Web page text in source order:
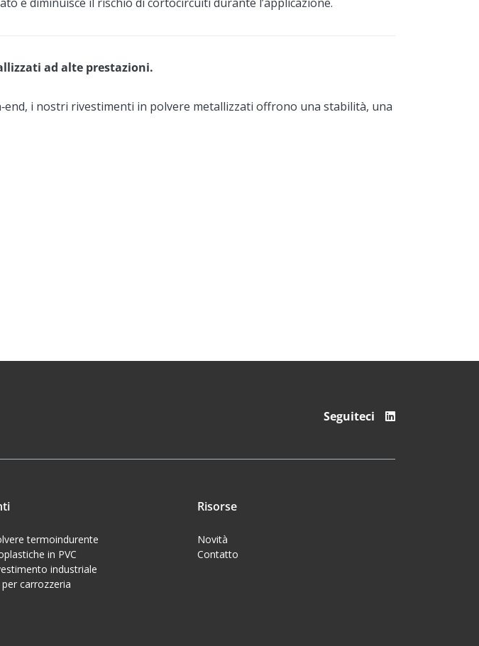
ad alte prestazioni.
i nostri rivestimenti in polvere metallizzati offrono una stabilità, una
Seguiteci
termoindurente
in PVC
industriale
carrozzeria
Risorse
Novità
Contatto